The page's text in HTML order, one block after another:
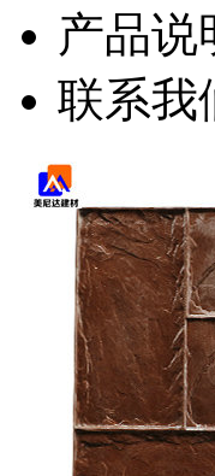
产品说
联系我